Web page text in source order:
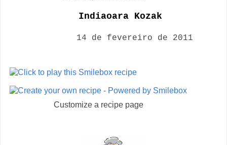
Indiaoara Kozak
14 de fevereiro de 2011
Customize a recipe page